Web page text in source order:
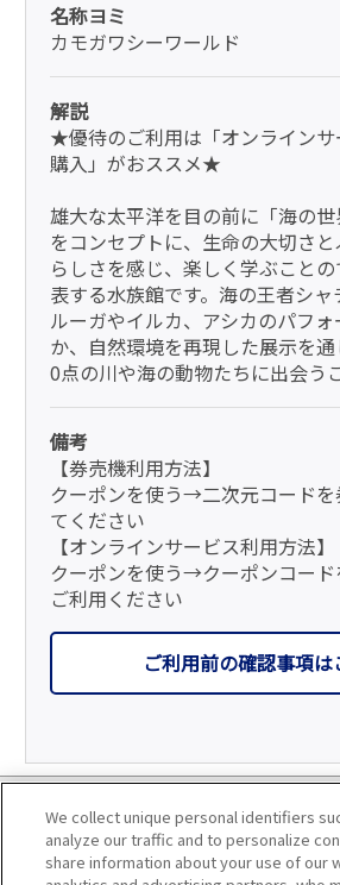
名称ヨミ
カモガワシーワールド
解説
★優待のご利用は「オンライン
購入」がおススメ★
雄大な太平洋を目の前に「海の世
をコンセプトに、生命の大切さ
らしさを感じ、楽しく学ぶこと
表する水族館です。海の王者シ
ルーガやイルカ、アシカのパフ
か、自然環境を再現した展示を
0点の川や海の動物たちに出会う
備考
【券売機利用方法】
クーポンを使う→二次元コードを
てください
【オンラインサービス利用方法】
クーポンを使う→クーポンコー
ご利用ください
ご利用前の確認事項は
個人情報の取り扱いについて
We collect unique personal identifiers
analyze our traffic and to personalize
share information about your use of our